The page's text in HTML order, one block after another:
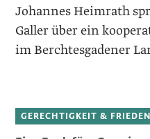
Johannes Heimrath
Galler über ein
im Berchtesgadener
GERECHTIGKEIT & FRIEDEN